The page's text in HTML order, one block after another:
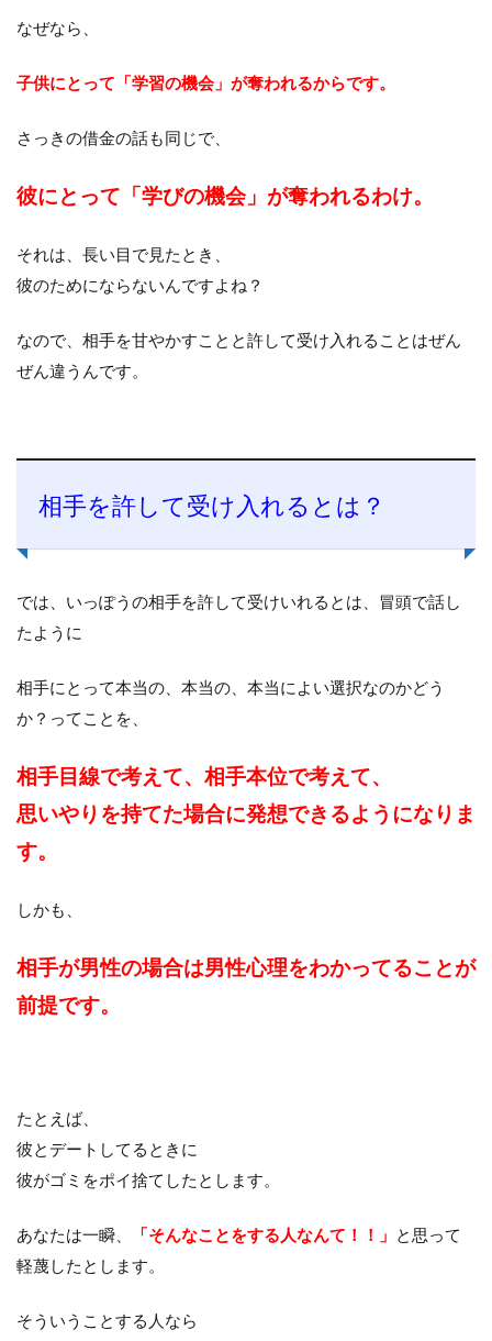
なぜなら、
子供にとって「学習の機会」が奪われるからです。
さっきの借金の話も同じで、
彼にとって「学びの機会」が奪われるわけ。
それは、長い目で見たとき、
彼のためにならないんですよね？
なので、相手を甘やかすことと許して受け入れることはぜん
ぜん違うんです。
相手を許して受け入れるとは？
では、いっぽうの相手を許して受けいれるとは、冒頭で話し
たように
相手にとって本当の、本当の、本当によい選択なのかどう
か？ってことを、
相手目線で考えて、 相手本位で考えて、
思いやりを持てた場合に発想できるようになりま
す。
しかも、
相手が男性の場合は男性心理をわかってることが
前提です。
たとえば、
彼とデートしてるときに
彼がゴミをポイ捨てしたとします。
あなたは一瞬、 「そんなことをする人なんて！！」 と思って
軽蔑したとします。
そういうことする人なら